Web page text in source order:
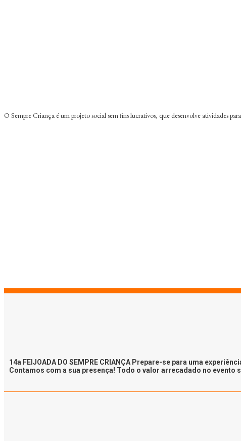
O Sempre Criança é um projeto social sem fins lucrativos, que desenvolve atividades
14a FEIJOADA DO SEMPRE CRIANÇA Prepare-se para uma
Contamos com a sua presença! Todo o valor arrecadado no